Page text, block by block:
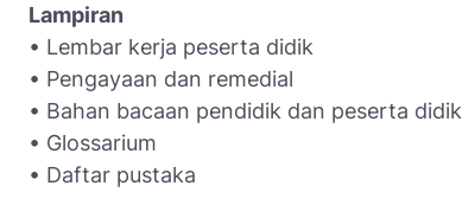
Lampiran
• Lembar kerja peserta didik
• Pengayaan dan remedial
• Bahan bacaan pendidik dan peserta didik
• Glossarium
• Daftar pustaka